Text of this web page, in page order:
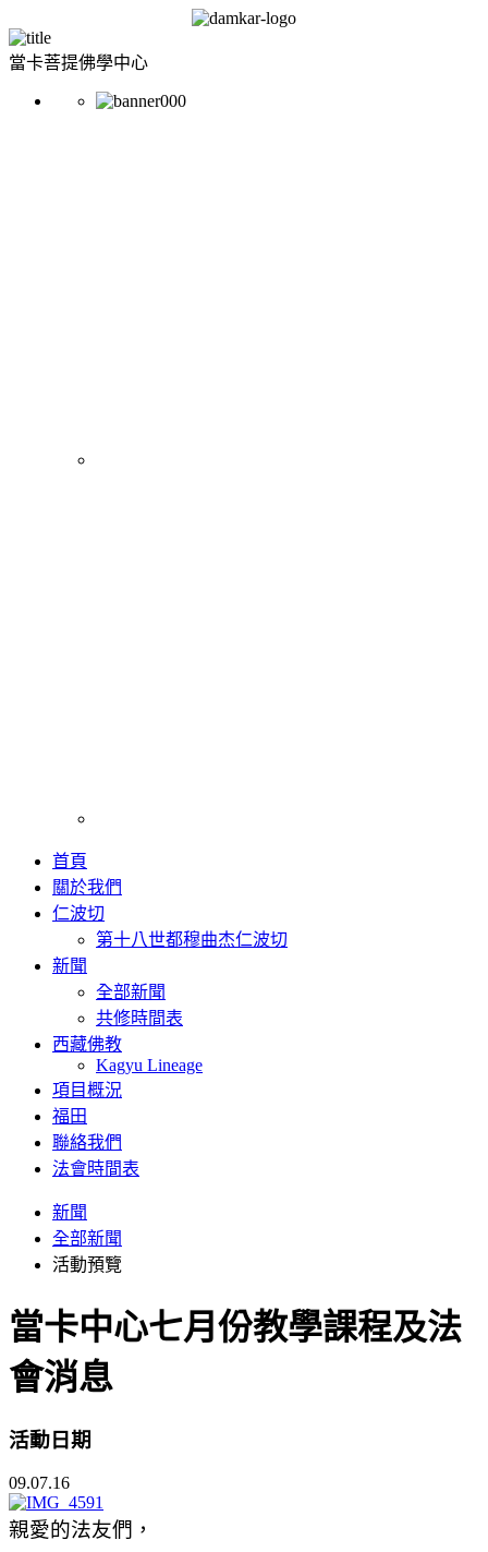
當卡菩提佛學中心
首頁
關於我們
仁波切
第十八世都穆曲杰仁波切
新聞
全部新聞
共修時間表
西藏佛教
Kagyu Lineage
項目概況
福田
聯絡我們
法會時間表
新聞
全部新聞
活動預覽
當卡中心七月份教學課程及法
會消息
活動日期
09.07.16
親愛的法友們，